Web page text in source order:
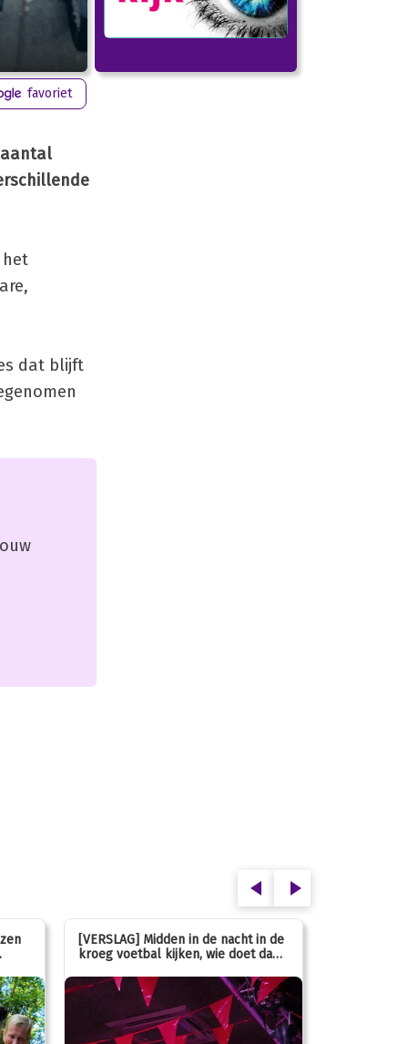
favoriet
aantal
het
dat blijft
[VERSLAG] Midden in de nacht in de
kroeg voetbal kijken, wie doet dan